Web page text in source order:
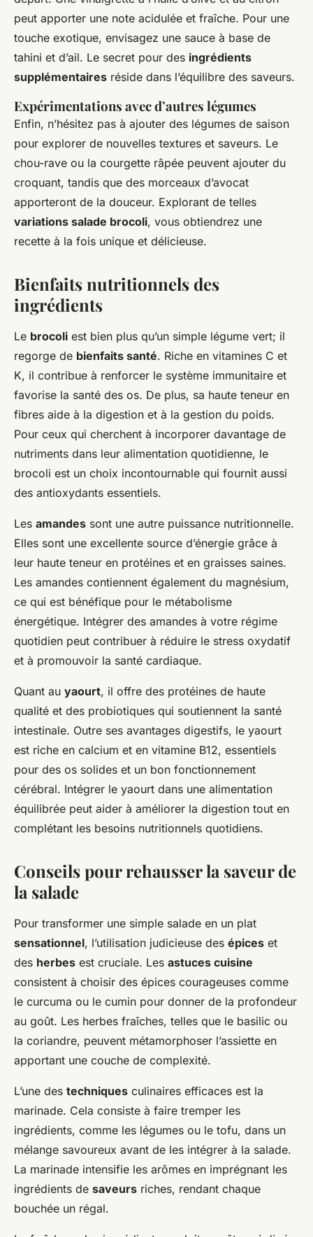
peut apporter une note acidulée et fraîche. Pour une
touche exotique, envisagez une sauce à base de
tahini et d’ail. Le secret pour des ingrédients
supplémentaires réside dans l’équilibre des saveurs.
Expérimentations avec d’autres légumes
Enfin, n’hésitez pas à ajouter des légumes de saison
pour explorer de nouvelles textures et saveurs. Le
chou-rave ou la courgette râpée peuvent ajouter du
croquant, tandis que des morceaux d’avocat
apporteront de la douceur. Explorant de telles
variations salade brocoli, vous obtiendrez une
recette à la fois unique et délicieuse.
Bienfaits nutritionnels des
ingrédients
Le brocoli est bien plus qu’un simple légume vert; il
regorge de bienfaits santé. Riche en vitamines C et
K, il contribue à renforcer le système immunitaire et
favorise la santé des os. De plus, sa haute teneur en
fibres aide à la digestion et à la gestion du poids.
Pour ceux qui cherchent à incorporer davantage de
nutriments dans leur alimentation quotidienne, le
brocoli est un choix incontournable qui fournit aussi
des antioxydants essentiels.
Les amandes sont une autre puissance nutritionnelle.
Elles sont une excellente source d’énergie grâce à
leur haute teneur en protéines et en graisses saines.
Les amandes contiennent également du magnésium,
ce qui est bénéfique pour le métabolisme
énergétique. Intégrer des amandes à votre régime
quotidien peut contribuer à réduire le stress oxydatif
et à promouvoir la santé cardiaque.
Quant au yaourt, il offre des protéines de haute
qualité et des probiotiques qui soutiennent la santé
intestinale. Outre ses avantages digestifs, le yaourt
est riche en calcium et en vitamine B12, essentiels
pour des os solides et un bon fonctionnement
cérébral. Intégrer le yaourt dans une alimentation
équilibrée peut aider à améliorer la digestion tout en
complétant les besoins nutritionnels quotidiens.
Conseils pour rehausser la saveur de
la salade
Pour transformer une simple salade en un plat
sensationnel, l’utilisation judicieuse des épices et
des herbes est cruciale. Les astuces cuisine
consistent à choisir des épices courageuses comme
le curcuma ou le cumin pour donner de la profondeur
au goût. Les herbes fraîches, telles que le basilic ou
la coriandre, peuvent métamorphoser l’assiette en
apportant une couche de complexité.
L’une des techniques culinaires efficaces est la
marinade. Cela consiste à faire tremper les
ingrédients, comme les légumes ou le tofu, dans un
mélange savoureux avant de les intégrer à la salade.
La marinade intensifie les arômes en imprégnant les
ingrédients de saveurs riches, rendant chaque
bouchée un régal.